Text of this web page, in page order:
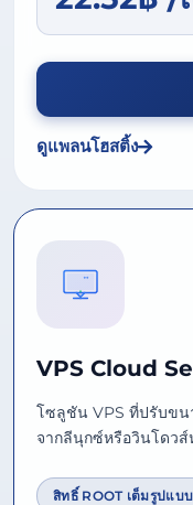
ดูแพลนโฮสติ้ง
VPS Cloud
โซลูชัน VPS ที่ปรับขน
จากลีนุกซ์หรือวินโดว
สิทธิ์ ROOT เต็มรูปแบบ